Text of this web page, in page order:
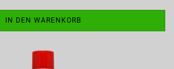
IN DEN WARENKORB